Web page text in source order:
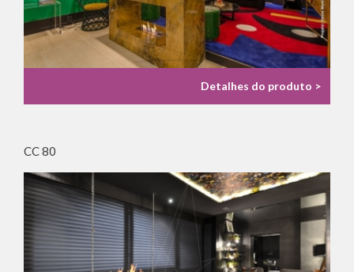
Detalhes do produto >
CC 80